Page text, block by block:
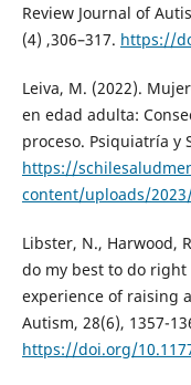
Review Journal of
(4) ,306–317. https://
Leiva, M. (2022).
en edad adulta:
proceso. Psiquiatría y
https://
content/uploads/
Libster, N., Harwood,
do my best to do
experience of raising
Autism, 28(6), 1357-
https://doi.org/